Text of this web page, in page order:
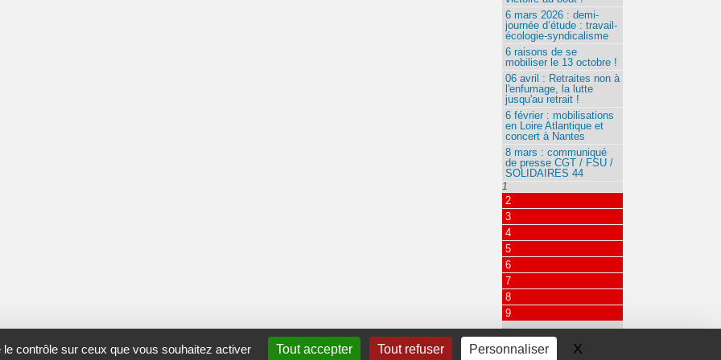
contrôle sur ceux que vous souhaitez activer Tout accepter Tout refuser Personnaliser X
6 mars 2026 : demi-
journée d’étude : travail-
écologie-syndicalisme
6 raisons de se
mobiliser le 13 octobre !
06 avril : Retraites non à
l'enfumage, la lutte
jusqu'au retrait !
6 février : mobilisations
en Loire Atlantique et
concert à Nantes
8 mars : communiqué
de presse CGT / FSU /
SOLIDAIRES 44
1
2
3
4
5
6
7
8
9
…
115